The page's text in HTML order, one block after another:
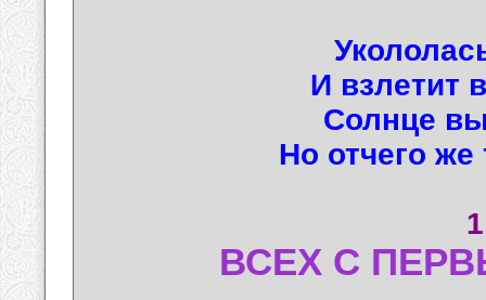
И взлетит
Солнце
Но отчего
ВСЕХ С